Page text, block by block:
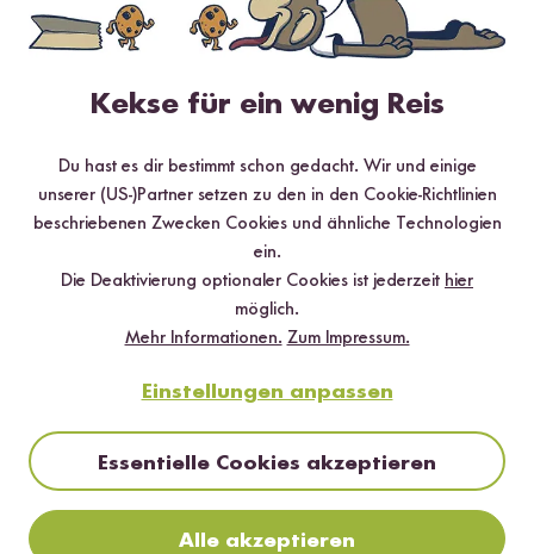
Digitales Rezeptbuch per E-Mail
✔️ 25 leckere Rezepte aus unseren bunten Kochwelten
✔️ Von Sushi über Curry bis hin zu Desserts
✔️ Inklusive Tipps & Tricks für die Zubereitung
Kekse für ein wenig Reis
Du hast es dir bestimmt schon gedacht. Wir und einige
unserer (US-)Partner setzen zu den in den Cookie-Richtlinien
beschriebenen Zwecken Cookies und ähnliche Technologien
ein.
Die Deaktivierung optionaler Cookies ist jederzeit hier
möglich.
Mehr Informationen. Zum Impressum.
Einstellungen anpassen
Essentielle Cookies akzeptieren
Alle akzeptieren